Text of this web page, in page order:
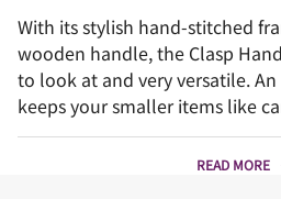
With its stylish hand-stitched
wooden handle, the Clasp
to look at and very versatile.
keeps your smaller items like
READ MORE